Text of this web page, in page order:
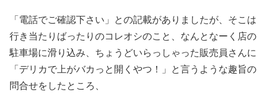
「電話でご確認下さい」との記載がありましたが、そこは
行き当たりばったりのコレオシのこと、なんとなーく店の
駐車場に滑り込み、ちょうどいらっしゃった販売員さんに
「デリカで上がバカっと開くやつ！」と言うような趣旨の
問合せをしたところ、